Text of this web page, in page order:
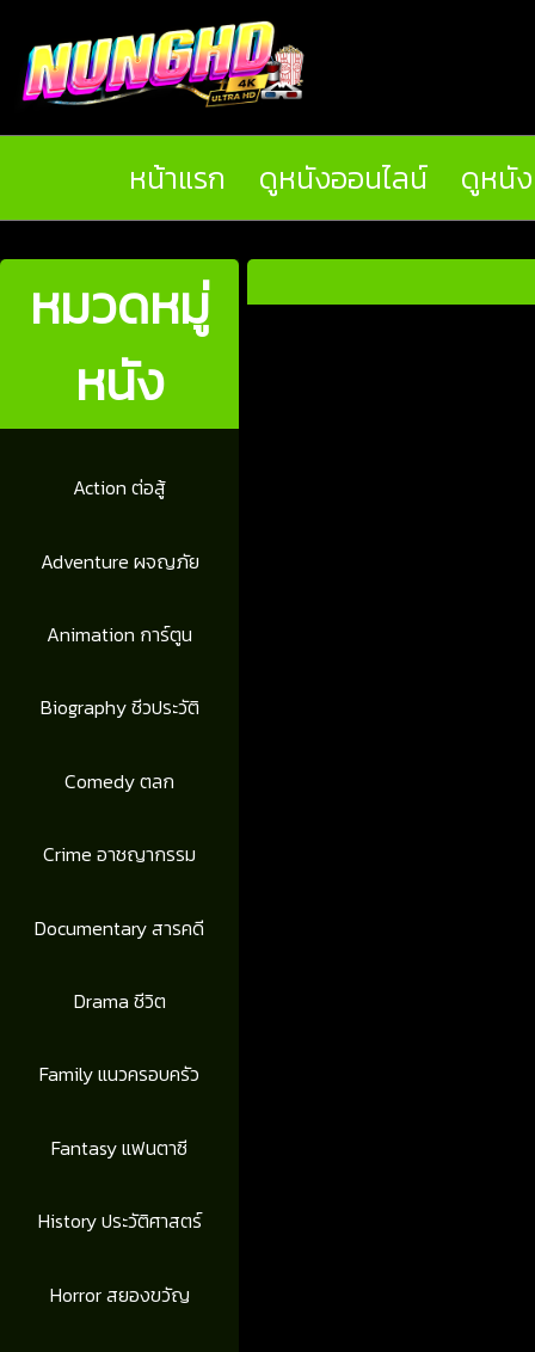
หน้าแรก ดูหนังออนไลน์ ดูหนั
หมวดหมู่
หนัง
Action ต่อสู้
Adventure ผจญภัย
Animation การ์ตูน
Biography ชีวประวัติ
Comedy ตลก
Crime อาชญากรรม
Documentary สารคดี
Drama ชีวิต
Family แนวครอบครัว
Fantasy แฟนตาซี
History ประวัติศาสตร์
Horror สยองขวัญ